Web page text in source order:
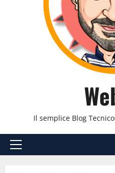
Il semplice Blog
Menu